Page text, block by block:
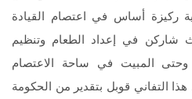
ركيزة أساس في اعتصام القيادة
شاركن في إعداد الطعام وتنظيم
وحتى المبيت في ساحة الاعتصام
التفاني قوبل بتقدير من الحكومة